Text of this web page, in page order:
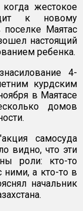
жестокое
к новому
Маятас
настоящий
ребенка.
4-
курдским
в Маятасе
домов
самосуда
видно, что эти
роли: кто-то
ними, а кто-то в
начальник